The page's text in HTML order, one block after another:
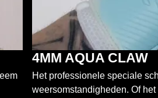
4MM AQUA CLAW
Het professionele speciale
weersomstandigheden. Of